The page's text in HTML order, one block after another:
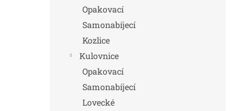
Opakovací
Samonabíjecí
Kozlice
Kulovnice
Opakovací
Samonabíjecí
Lovecké